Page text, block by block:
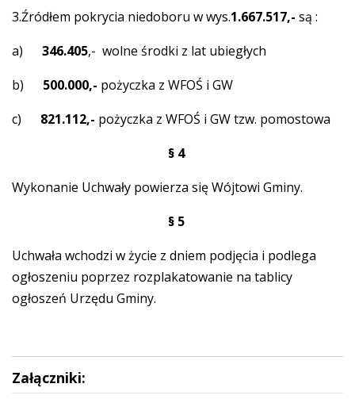
3.Źródłem pokrycia niedoboru w wys.1.667.517,- są :
a) 346.405,- wolne środki z lat ubiegłych
b) 500.000,- pożyczka z WFOŚ i GW
c) 821.112,- pożyczka z WFOŚ i GW tzw. pomostowa
§ 4
Wykonanie Uchwały powierza się Wójtowi Gminy.
§ 5
Uchwała wchodzi w życie z dniem podjęcia i podlega
ogłoszeniu poprzez rozplakatowanie na tablicy
ogłoszeń Urzędu Gminy.
Załączniki: